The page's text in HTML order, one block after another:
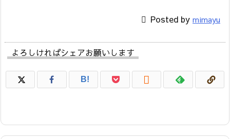
 Posted by mimayu
よろしければシェアお願いします
B! 